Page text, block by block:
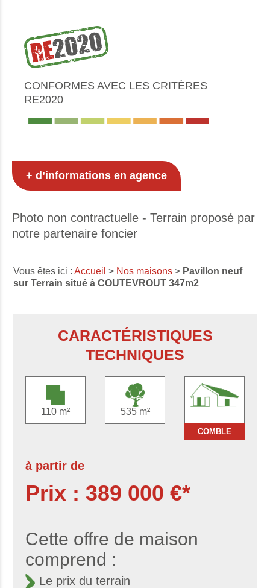
CONFORMES AVEC LES CRITÈRES
RE2020
+ d’informations en agence
Photo non contractuelle - Terrain proposé par
notre partenaire foncier
Vous êtes ici :Accueil > Nos maisons > Pavillon neuf
sur Terrain situé à COUTEVROUT 347m2
CARACTÉRISTIQUES
TECHNIQUES
110 m² 535 m²
COMBLE
à partir de
Prix : 389 000 €*
Cette offre de maison
comprend :
Le prix du terrain